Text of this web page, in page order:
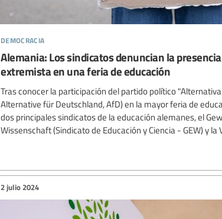
democracia
Alemania: Los sindicatos denuncian la
extremista en una feria de educación
Tras conocer la participación del partido político
Alternative für Deutschland, AfD) en la mayor feria de
dos principales sindicatos de la educación alemanes, el
Wissenschaft (Sindicato de Educación y Ciencia - GEW) y la
2 julio 2024